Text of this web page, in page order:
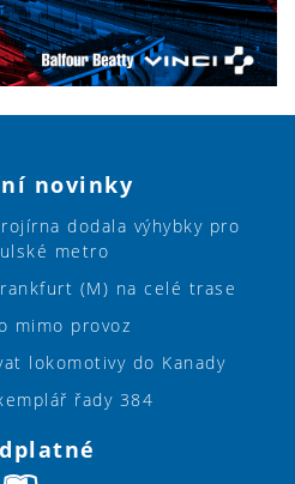
novinky
dodala výhybky pro
metro
(M) na celé trase
mimo provoz
lokomotivy do Kanady
řady 384